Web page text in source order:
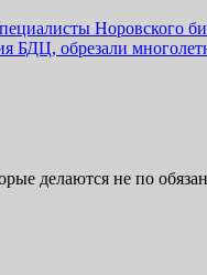
Норовского
БДЦ, обрезали
делаются не по